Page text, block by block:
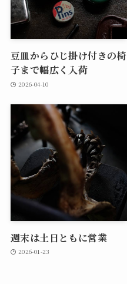
豆皿からひじ掛け付きの椅
子まで幅広く入荷
2026-04-10
週末は土日ともに営業
2026-01-23